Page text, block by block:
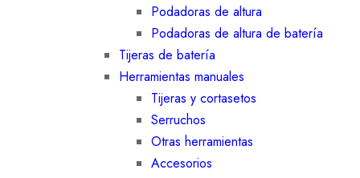
Podadoras de altura
Podadoras de altura de batería
Tijeras de batería
Herramientas manuales
Tijeras y cortasetos
Serruchos
Otras herramientas
Accesorios